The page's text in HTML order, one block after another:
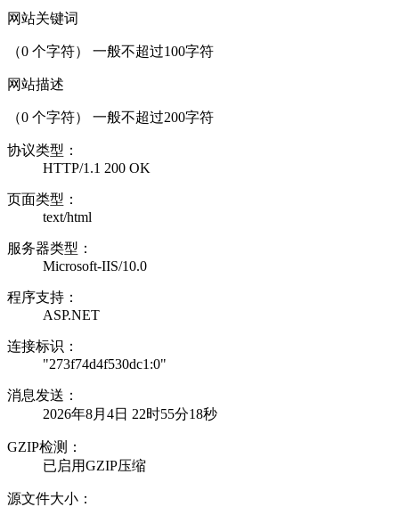
网站关键词
（0 个字符） 一般不超过100字符
网站描述
（0 个字符） 一般不超过200字符
协议类型：
HTTP/1.1 200 OK
页面类型：
text/html
服务器类型：
Microsoft-IIS/10.0
程序支持：
ASP.NET
连接标识：
"273f74d4f530dc1:0"
消息发送：
2026年8月4日 22时55分18秒
GZIP检测：
已启用GZIP压缩
源文件大小：